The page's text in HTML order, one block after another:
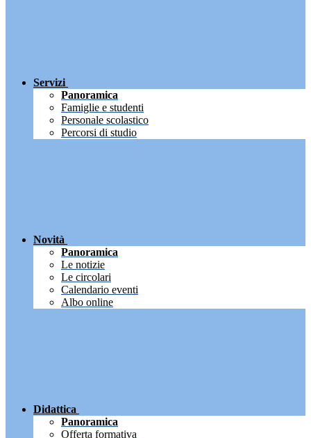
Servizi
Panoramica
Famiglie e studenti
Personale scolastico
Percorsi di studio
Novità
Panoramica
Le notizie
Le circolari
Calendario eventi
Albo online
Didattica
Panoramica
Offerta formativa